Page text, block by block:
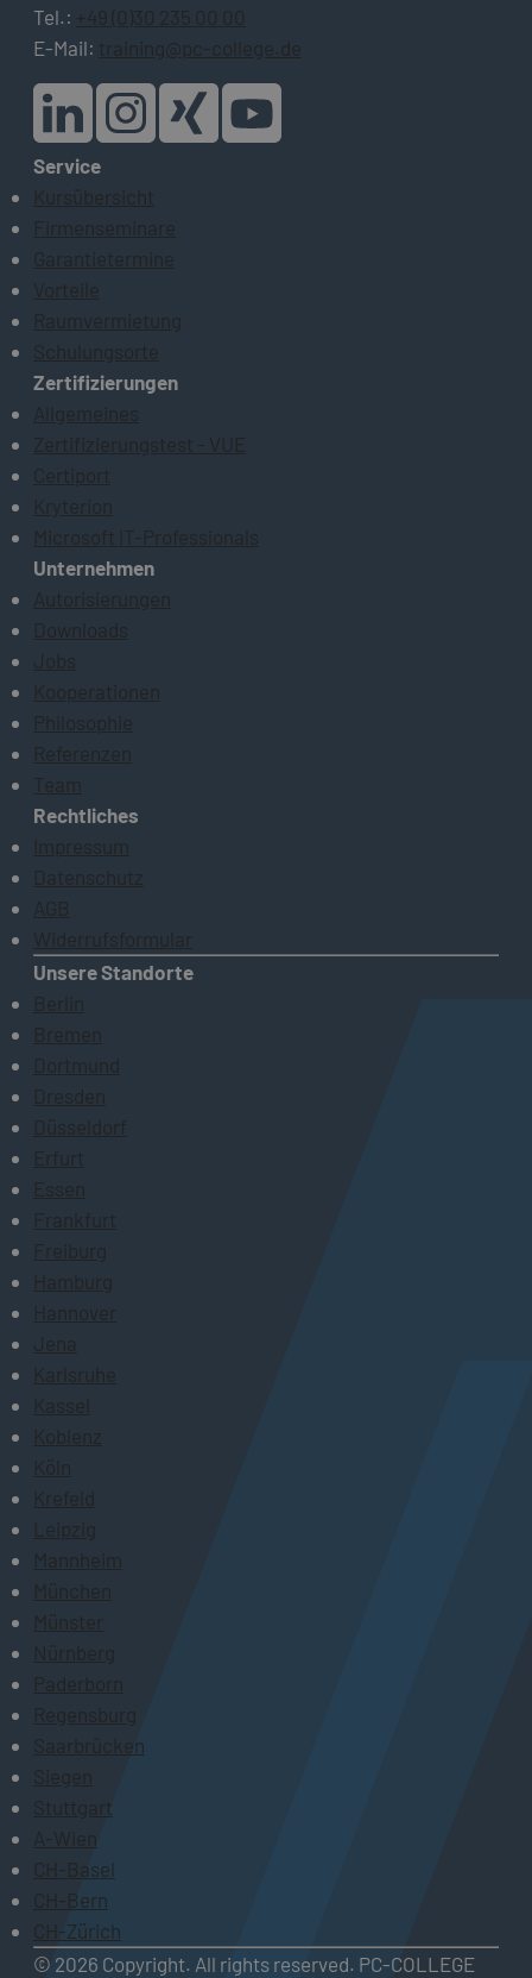
Tel.: +49 (0)30 235 00 00
E-Mail: training@pc-college.de
Service
Kursübersicht
Firmenseminare
Garantietermine
Vorteile
Raumvermietung
Schulungsorte
Zertifizierungen
Allgemeines
Zertifizierungstest - VUE
Certiport
Kryterion
Microsoft IT-Professionals
Unternehmen
Autorisierungen
Downloads
Jobs
Kooperationen
Philosophie
Referenzen
Team
Rechtliches
Impressum
Datenschutz
AGB
Widerrufsformular
Unsere Standorte
Berlin
Bremen
Dortmund
Dresden
Düsseldorf
Erfurt
Essen
Frankfurt
Freiburg
Hamburg
Hannover
Jena
Karlsruhe
Kassel
Koblenz
Köln
Krefeld
Leipzig
Mannheim
München
Münster
Nürnberg
Paderborn
Regensburg
Saarbrücken
Siegen
Stuttgart
A-Wien
CH-Basel
CH-Bern
CH-Zürich
© 2026 Copyright. All rights reserved. PC-COLLEGE